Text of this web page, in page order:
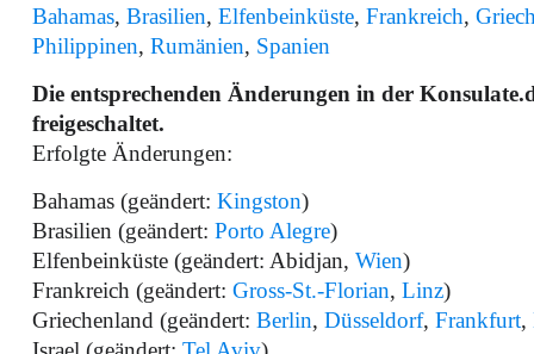
Bahamas, Brasilien, Elfenbeinküste, Frankreich,
Philippinen, Rumänien, Spanien
Die entsprechenden Änderungen in der
freigeschaltet.
Erfolgte Änderungen:
Bahamas (geändert: Kingston)
Brasilien (geändert: Porto Alegre)
Elfenbeinküste (geändert: Abidjan, Wien)
Frankreich (geändert: Gross-St.-Florian, Linz)
Griechenland (geändert: Berlin, Düsseldorf, Frankfurt,